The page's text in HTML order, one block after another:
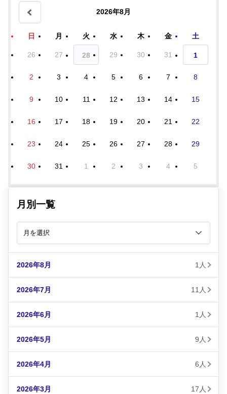
2026年8月
日 月 火 水 木 金 土
26 27 28 29 30 31 1
2 3 4 5 6 7 8
9 10 11 12 13 14 15
16 17 18 19 20 21 22
23 24 25 26 27 28 29
30 31 1 2 3 4 5
月別一覧
2026年8月 1人
2026年7月 11人
2026年6月 1人
2026年5月 9人
2026年4月 6人
2026年3月 17人